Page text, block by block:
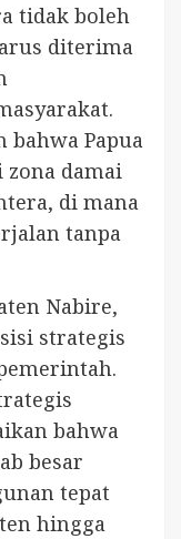
tidak boleh
diterima
bahwa Papua
zona damai
di mana
tanpa
Nabire,
strategis
bahwa
besar
tepat
hingga